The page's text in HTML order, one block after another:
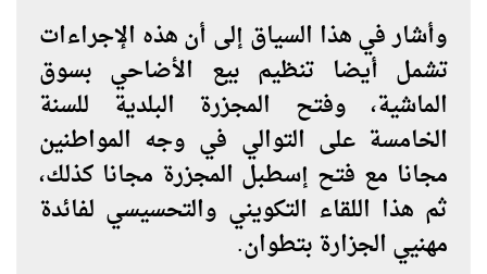
وأشار في هذا السياق إلى أن هذه الإجراءات
تشمل أيضا تنظيم بيع الأضاحي بسوق
الماشية، وفتح المجزرة البلدية للسنة
الخامسة على التوالي في وجه المواطنين
مجانا مع فتح إسطبل المجزرة مجانا كذلك،
ثم هذا اللقاء التكويني والتحسيسي لفائدة
مهنيي الجزارة بتطوان.